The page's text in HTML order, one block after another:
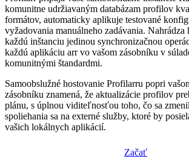
komunitne udržiavaným databázam profilov
formátov, automaticky aplikuje testované
vyžadovania manuálneho zadávania. Nahrádza
každú inštanciu jedinou synchronizačnou
každú aplikáciu arr vo vašom zásobníku v
komunitnými štandardmi.
Samoobslužné hostovanie Profilarru popri
zásobníku znamená, že aktualizácie profilov
plánu, s úplnou viditeľnosťou toho, čo sa
spoliehania sa na externé služby, ktoré by
vašich lokálnych aplikácií.
Začať